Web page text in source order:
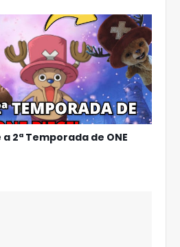
2ª Temporada de ONE